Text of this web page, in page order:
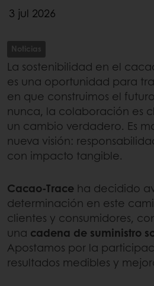
3 jul 2026
Noticias
La sostenibilidad en el
es una oportunidad para
en que construimos el
nunca, la colaboración es
un cambio verdadero. Es
nueva visión:
con impacto tangible.
Cacao-Trace ha decidido
determinación en este
clientes y consumidores,
una cadena de suministro
Apostamos por la
resultados medibles y